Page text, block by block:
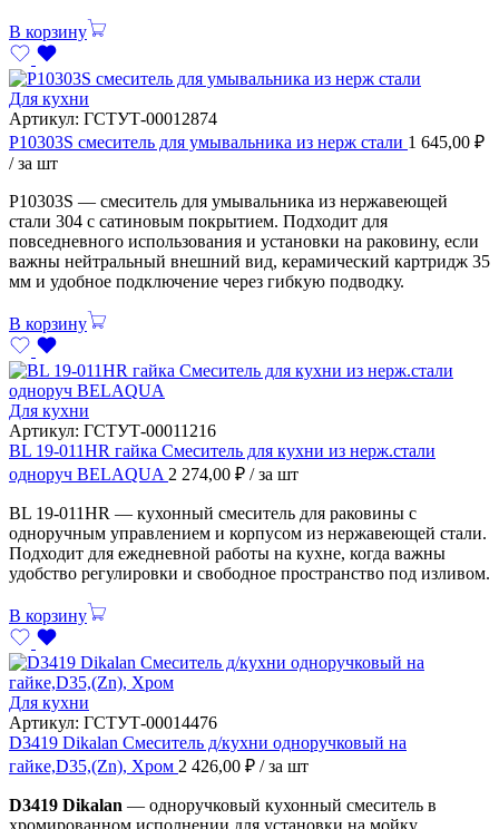
В корзину
Для кухни
Артикул: ГСТУТ-00012874
Р10303S смеситель для умывальника из нерж стали 1 645,00 ₽
/ за шт
Р10303S — смеситель для умывальника из нержавеющей
стали 304 с сатиновым покрытием. Подходит для
повседневного использования и установки на раковину, если
важны нейтральный внешний вид, керамический картридж 35
мм и удобное подключение через гибкую подводку.
В корзину
Для кухни
Артикул: ГСТУТ-00011216
BL 19-011HR гайка Смеситель для кухни из нерж.стали
одноруч BELAQUA 2 274,00 ₽ / за шт
BL 19-011HR — кухонный смеситель для раковины с
одноручным управлением и корпусом из нержавеющей стали.
Подходит для ежедневной работы на кухне, когда важны
удобство регулировки и свободное пространство под изливом.
В корзину
Для кухни
Артикул: ГСТУТ-00014476
D3419 Dikalan Смеситель д/кухни одноручковый на
гайке,D35,(Zn), Хром 2 426,00 ₽ / за шт
D3419 Dikalan — одноручковый кухонный смеситель в
хромированном исполнении для установки на мойку.